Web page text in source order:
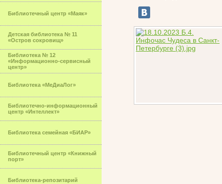
Библиотечный центр «Маяк»
Детская библиотека № 11
«Остров сокровищ»
Библиотека № 12
«Информационно-сервисный
центр»
Библиотека «МеДиаЛог»
Библиотечно-информационный
центр «Интеллект»
Библиотека семейная «БИАР»
Библиотечный центр «Книжный
порт»
Библиотека-репозитарий